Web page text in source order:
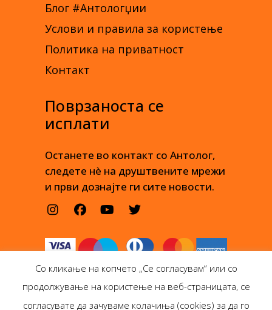
Блог #Антологџии
Услови и правила за користење
Политика на приватност
Контакт
Поврзаноста се
исплати
Останете во контакт со Антолог,
следете нè на друштвените мрежи
и први дознајте ги сите новости.
Со кликање на копчето „Се согласувам“ или со
продолжување на користење на веб-страницата, се
согласувате да зачуваме колачиња (cookies) за да го